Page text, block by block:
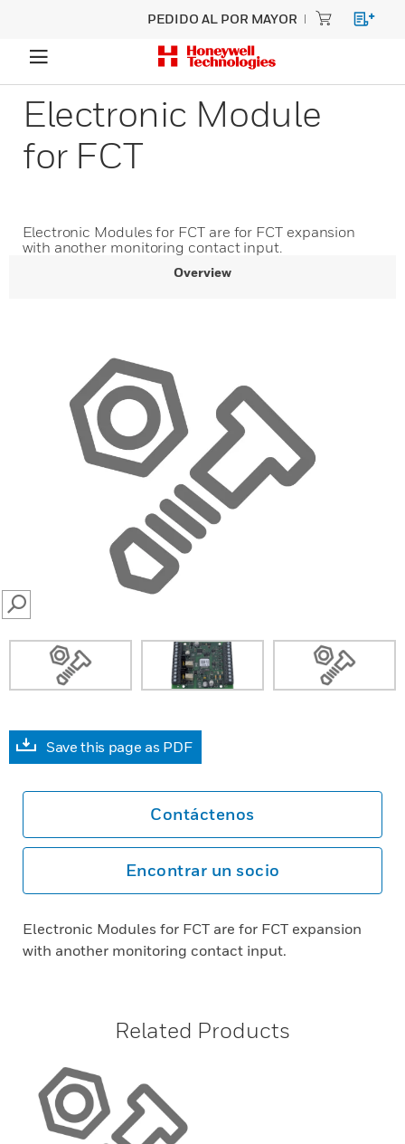
PEDIDO AL POR MAYOR
Electronic Module
for FCT
Electronic Modules for FCT are for FCT expansion
with another monitoring contact input.
Overview
SEARCH
Save this page as PDF
Contáctenos
Encontrar un socio
Electronic Modules for FCT are for FCT expansion
with another monitoring contact input.
Related Products